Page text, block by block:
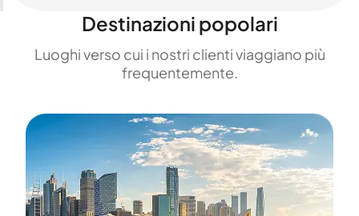
Destinazioni popolari
Luoghi verso cui i nostri clienti viaggiano più
frequentemente.